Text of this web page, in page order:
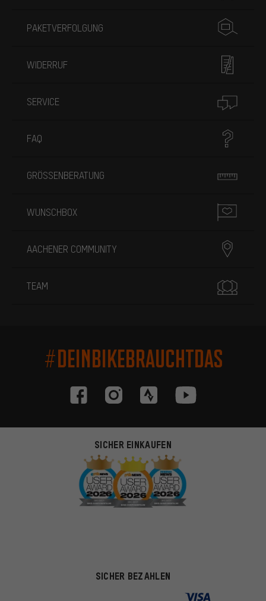
PAKETVERFOLGUNG
WIDERRUF
SERVICE
FAQ
GRÖSSENBERATUNG
WUNSCHBOX
AACHENER COMMUNITY
TEAM
#DEINBIKEBRAUCHTDAS
SICHER EINKAUFEN
SICHER BEZAHLEN